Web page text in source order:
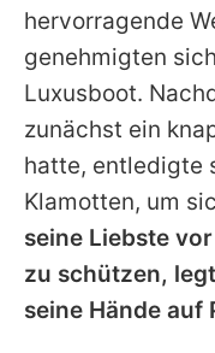
hervorragende
genehmigten
Luxusboot.
zunächst ein
hatte, entledigte
Klamotten, um
seine Liebste
zu schützen,
seine Hände auf